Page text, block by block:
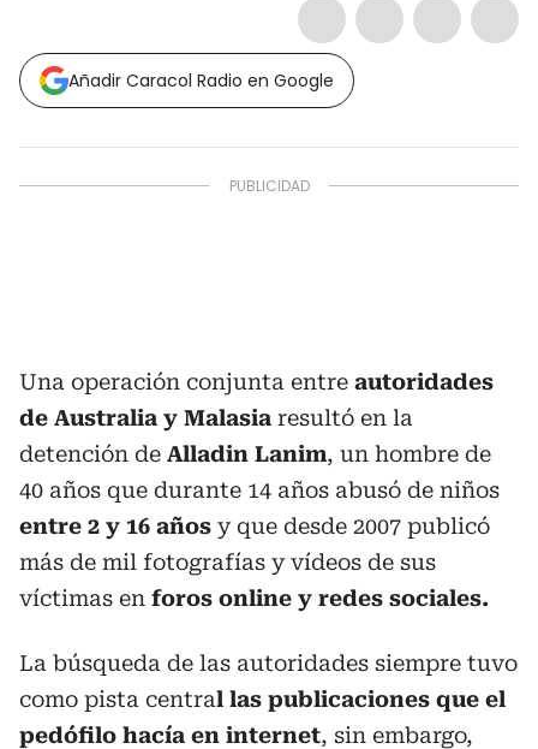
Añadir Caracol Radio en Google
Una operación conjunta entre autoridades
de Australia y Malasia resultó en la
detención de Alladin Lanim, un hombre de
40 años que durante 14 años abusó de niños
entre 2 y 16 años y que desde 2007 publicó
más de mil fotografías y vídeos de sus
víctimas en foros online y redes sociales.
La búsqueda de las autoridades siempre tuvo
como pista central las publicaciones que el
pedófilo hacía en internet, sin embargo,